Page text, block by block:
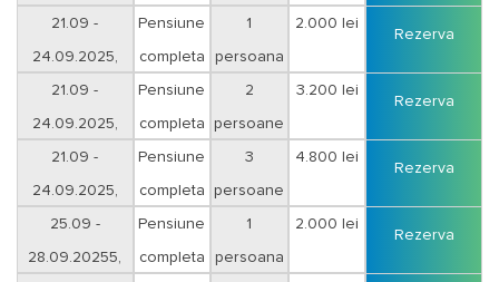
sejur 3 nopti
21.09 -
24.09.2025,
sejur 3 nopti
Pensiune
completa
1
persoana
2.000 lei
Rezerva
21.09 -
24.09.2025,
sejur 3 nopti
Pensiune
completa
2
persoane
3.200 lei
Rezerva
21.09 -
24.09.2025,
sejur 3 nopti
Pensiune
completa
3
persoane
4.800 lei
Rezerva
25.09 -
28.09.20255,
Pensiune
completa
1
persoana
2.000 lei
Rezerva